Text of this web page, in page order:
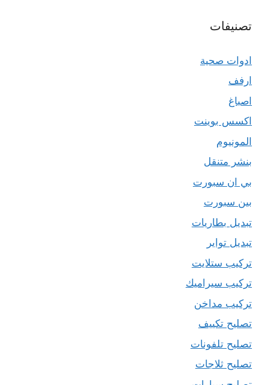
تصنيفات
ادوات صحية
ارفف
اصباغ
اكسس بوينت
المونيوم
بنشر متنقل
بي ان سبورت
بين سبورت
تبديل بطاريات
تبديل تواير
تركيب ستلايت
تركيب سيراميك
تركيب مداخن
تصليح تكييف
تصليح تلفونات
تصليح ثلاجات